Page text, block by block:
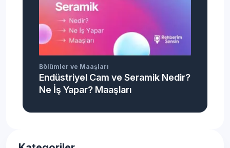
Bölümler ve Maaşları
Endüstriyel Cam ve Seramik Nedir?
Ne İş Yapar? Maaşları